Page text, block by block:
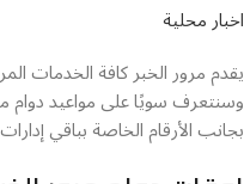
اخبار محلية
يقدم مرور الخبر كافة الخدمات
وسنتعرف سويًا على مواعيد دوام
بجانب الأرقام الخاصة بباقي